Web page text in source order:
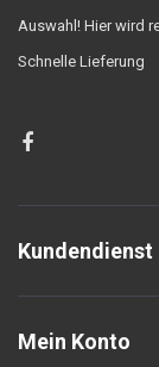
Auswahl! Hier wird
Schnelle Lieferung
Kundendienst
Mein Konto